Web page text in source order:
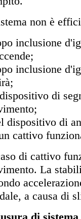
non è
inclusione
inclusione
di
dispositivo di
cattivo
di cattivo
La
a causa di